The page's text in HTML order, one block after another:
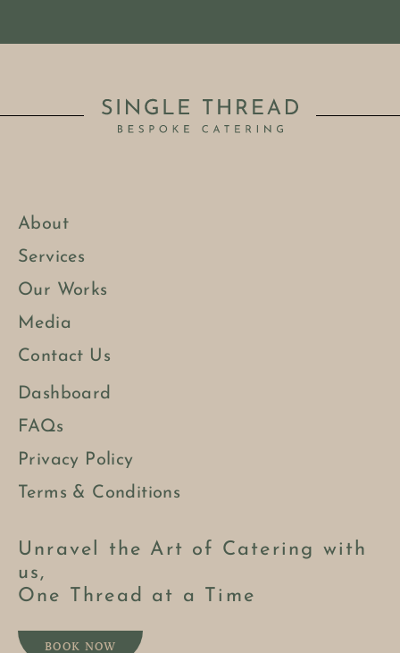
About
Services
Our Works
Media
Contact Us
Dashboard
FAQs
Privacy Policy
Terms & Conditions
Unravel the Art of Catering with
us,
One Thread at a Time
BOOK NOW